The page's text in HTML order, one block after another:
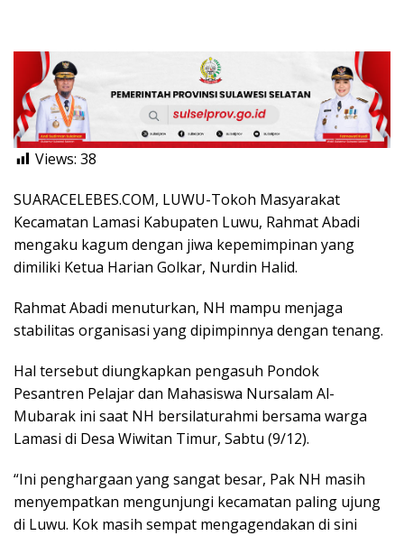
Views: 38
SUARACELEBES.COM, LUWU-Tokoh Masyarakat
Kecamatan Lamasi Kabupaten Luwu, Rahmat Abadi
mengaku kagum dengan jiwa kepemimpinan yang
dimiliki Ketua Harian Golkar, Nurdin Halid.
Rahmat Abadi menuturkan, NH mampu menjaga
stabilitas organisasi yang dipimpinnya dengan tenang.
Hal tersebut diungkapkan pengasuh Pondok
Pesantren Pelajar dan Mahasiswa Nursalam Al-
Mubarak ini saat NH bersilaturahmi bersama warga
Lamasi di Desa Wiwitan Timur, Sabtu (9/12).
“Ini penghargaan yang sangat besar, Pak NH masih
menyempatkan mengunjungi kecamatan paling ujung
di Luwu. Kok masih sempat mengagendakan di sini